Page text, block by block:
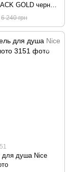
GOLD черный/
6 240 грн
для душа Nice